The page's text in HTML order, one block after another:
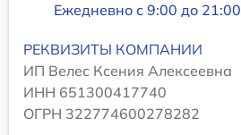
Ежедневно с 9:00 до 21:00
РЕКВИЗИТЫ КОМПАНИИ
ИП Велес Ксения Алексеевна
ИНН 651300417740
ОГРН 322774600278282